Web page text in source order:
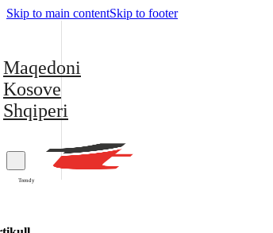
Skip to main contentSkip to footer
Maqedoni
Kosove
Shqiperi
Trendy